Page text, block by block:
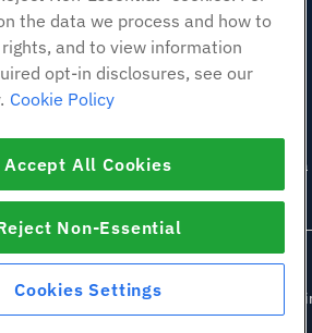
Servidores de nuvem
Balanceadores de carga
Armazenamento em Bloco
Armazenamento de Objetos
SSL Certificados
Hospedagem de aplicativos da
© 2010-2026
the data we process and how to
and to view information
opt-in disclosures, see our
Cookie Policy
Accept All Cookies
Non-Essential
Cookies Settings